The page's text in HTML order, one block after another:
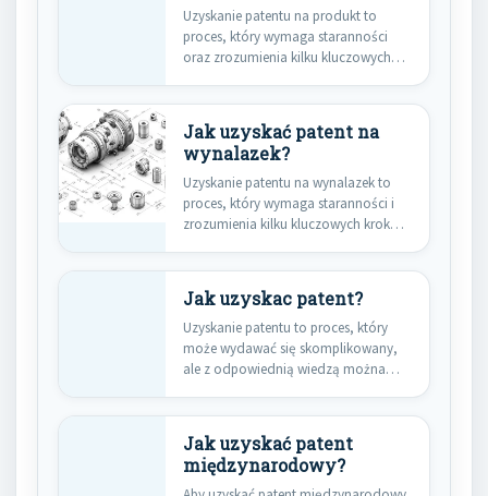
Uzyskanie patentu na produkt to
proces, który wymaga staranności
oraz zrozumienia kilku kluczowych
Jak uzyskać patent na
wynalazek?
Uzyskanie patentu na wynalazek to
proces, który wymaga staranności i
zrozumienia kilku kluczowych kroków.
Jak uzyskac patent?
Uzyskanie patentu to proces, który
może wydawać się skomplikowany,
ale z odpowiednią wiedzą można
Jak uzyskać patent
międzynarodowy?